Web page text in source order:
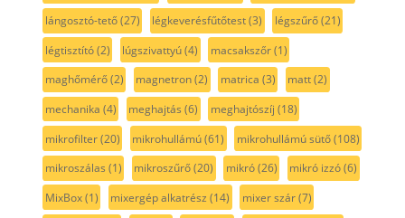
lángosztó-tető(27) légkeverésfűtőtest(3) légszűrő(21)
légtisztító(2) lúgszivattyú(4) macsakszőr(1)
maghőmérő(2) magnetron(2) matrica (3) matt(2)
mechanika (4) meghajtás (6) meghajtószíj (18)
mikrofilter(20) mikrohullámú(61) mikrohullámú sütő(108)
mikroszálas (1) mikroszűrő(20) mikró(26) mikró izzó(6)
MixBox(1) mixergép alkatrész (14) mixer szár(7)